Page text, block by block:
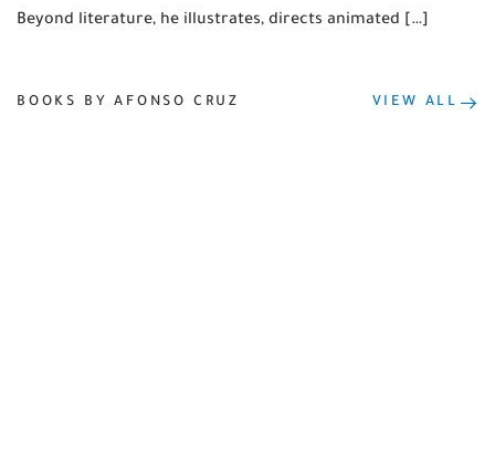
Beyond literature, he illustrates, directs animated […]
BOOKS BY AFONSO CRUZ VIEW ALL